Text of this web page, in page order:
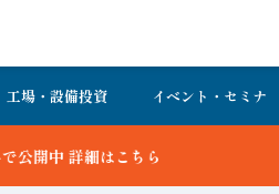
工場・設備投資 イベント・セミナ